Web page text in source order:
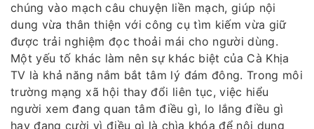
chúng vào mạch câu chuyện liền mạch, giúp nội
dung vừa thân thiện với công cụ tìm kiếm vừa giữ
được trải nghiệm đọc thoải mái cho người dùng.
Một yếu tố khác làm nên sự khác biệt của Cà Khịa
TV là khả năng nắm bắt tâm lý đám đông. Trong môi
trường mạng xã hội thay đổi liên tục, việc hiểu
người xem đang quan tâm điều gì, lo lắng điều gì
hay đang cười vì điều gì là chìa khóa để nội dung